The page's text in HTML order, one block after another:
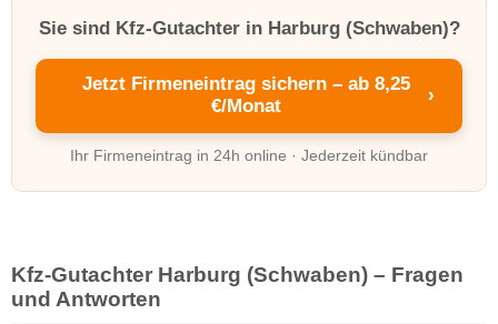
Sie sind Kfz-Gutachter in Harburg (Schwaben)?
Jetzt Firmeneintrag sichern – ab 8,25
€/Monat
›
Ihr Firmeneintrag in 24h online · Jederzeit kündbar
Kfz-Gutachter Harburg (Schwaben) – Fragen
und Antworten